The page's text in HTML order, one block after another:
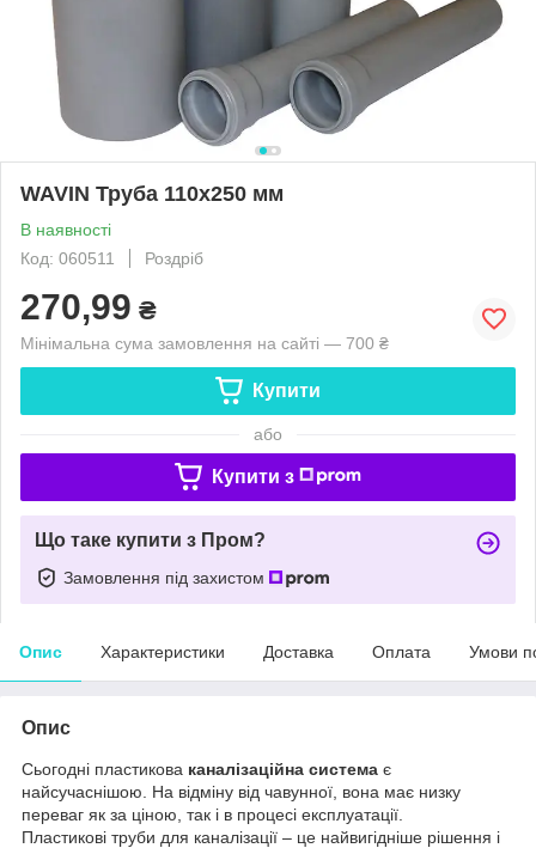
WAVIN Труба 110х250 мм
В наявності
Код: 060511
Роздріб
270,99 ₴
Мінімальна сума замовлення на сайті — 700 ₴
Купити
або
Купити з
Що таке купити з Пром?
Замовлення під захистом
Опис Характеристики Доставка Оплата Умови
Опис
Сьогодні пластикова каналізаційна система є
найсучаснішою. На відміну від чавунної, вона має низку
переваг як за ціною, так і в процесі експлуатації.
Пластикові труби для каналізації – це найвигідніше рішення і